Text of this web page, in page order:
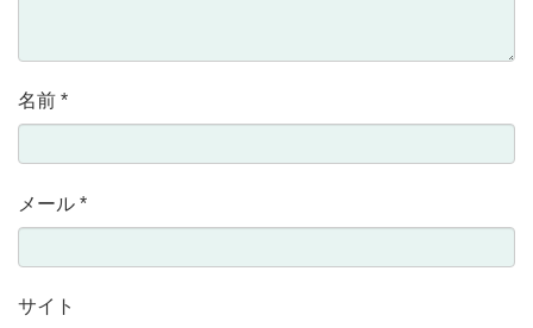
名前 *
メール *
サイト